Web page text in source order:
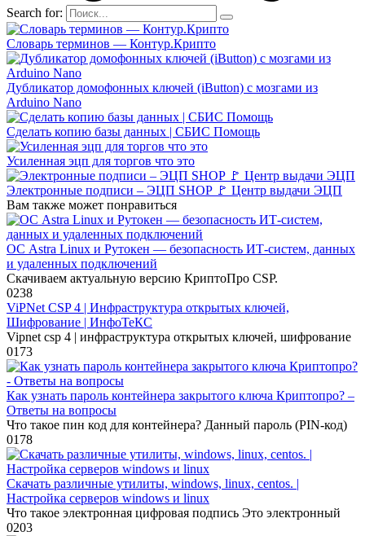
Search for:
Словарь терминов — Контур.Крипто
Дубликатор домофонных ключей (iButton) с мозгами из
Arduino Nano
Сделать копию базы данных | СБИС Помощь
Усиленная эцп для торгов что это
Электронные подписи – ЭЦП SHOP 🚩 Центр выдачи ЭЦП
Вам также может понравиться
ОС Astra Linux и Рутокен — безопасность ИТ-систем, данных
и удаленных подключений
Скачиваем актуальную версию КриптоПро CSP.
0238
ViPNet CSP 4 | Инфраструктура открытых ключей,
Шифрование | ИнфоТеКС
Vipnet csp 4 | инфраструктура открытых ключей, шифрование
0173
Как узнать пароль контейнера закрытого ключа Криптопро? –
Ответы на вопросы
Что такое пин код для контейнера? Данный пароль (PIN-код)
0178
Скачать различные утилиты, windows, linux, centos. |
Настройка серверов windows и linux
Что такое электронная цифровая подпись Это электронный
0203